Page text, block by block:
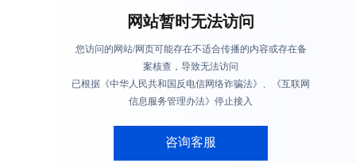
网站暂时无法访问
您访问的网站/网页可能存在不适合传播的内容或存在备
案核查，导致无法访问
已根据《中华人民共和国反电信网络诈骗法》、《互联网
信息服务管理办法》停止接入
咨询客服